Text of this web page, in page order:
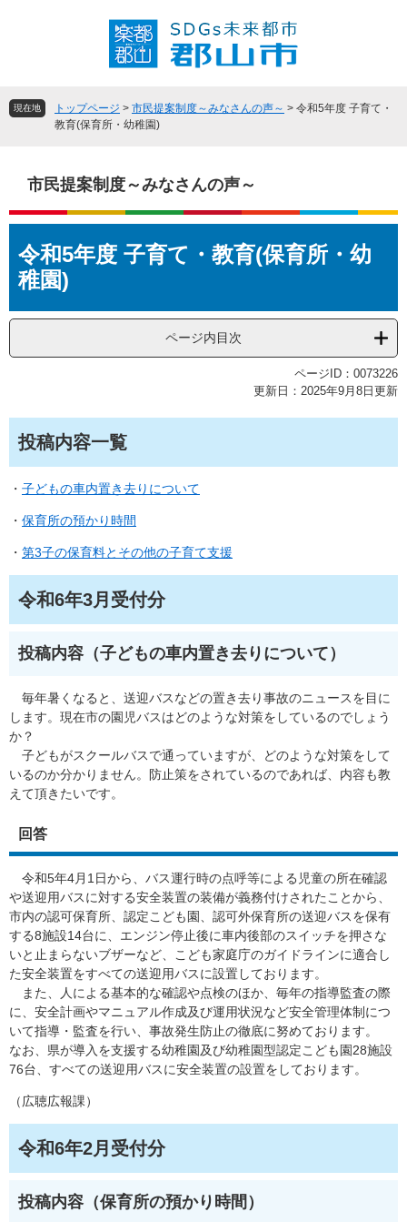
頭
飛
へ
現在地 トップページ > 市民提案制度～みなさんの声～ > 令和5年度 子育て・
教育(保育所・幼稚園)
市民提案制度～みなさんの声～
文令和5年度 子育て・教育(保育所・幼
稚園)
ページ内目次
ページID：0073226
更新日：2025年9月8日更新
投稿内容一覧
・ 子どもの車内置き去りについて
・ 保育所の預かり時間
・ 第3子の保育料とその他の子育て支援
令和6年3月受付分
投稿内容（子どもの車内置き去りについて）
毎年暑くなると、送迎バスなどの置き去り事故のニュースを目に
します。現在市の園児バスはどのような対策をしているのでしょう
か？
子どもがスクールバスで通っていますが、どのような対策をして
いるのか分かりません。防止策をされているのであれば、内容も教
えて頂きたいです。
回答
令和5年4月1日から、バス運行時の点呼等による児童の所在確認
や送迎用バスに対する安全装置の装備が義務付けされたことから、
市内の認可保育所、認定こども園、認可外保育所の送迎バスを保有
する8施設14台に、エンジン停止後に車内後部のスイッチを押さな
いと止まらないブザーなど、こども家庭庁のガイドラインに適合し
た安全装置をすべての送迎用バスに設置しております。
また、人による基本的な確認や点検のほか、毎年の指導監査の際
に、安全計画やマニュアル作成及び運用状況など安全管理体制につ
いて指導・監査を行い、事故発生防止の徹底に努めております。
なお、県が導入を支援する幼稚園及び幼稚園型認定こども園28施設
76台、すべての送迎用バスに安全装置の設置をしております。
（広聴広報課）
令和6年2月受付分
投稿内容（保育所の預かり時間）